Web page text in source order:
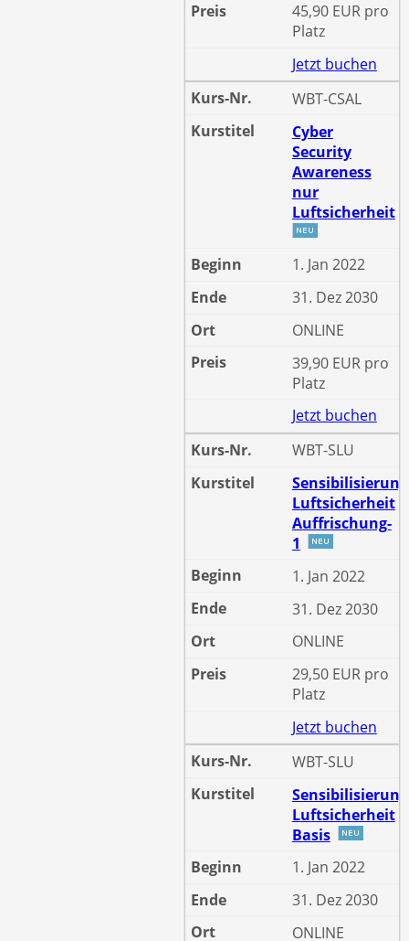
45,90 EUR pro
Platz
Jetzt buchen
WBT-CSAL
Cyber
Security
Awareness
nur
Luftsicherheit
1. Jan 2022
31. Dez 2030
ONLINE
39,90 EUR pro
Platz
Jetzt buchen
WBT-SLU
Sensibilisierung
Luftsicherheit
Auffrischung-
1
1. Jan 2022
31. Dez 2030
ONLINE
29,50 EUR pro
Platz
Jetzt buchen
WBT-SLU
Sensibilisierung
Luftsicherheit
Basis
1. Jan 2022
31. Dez 2030
ONLINE